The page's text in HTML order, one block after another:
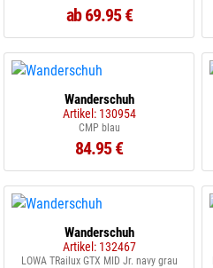
ab 69.95 €
Wanderschuh
Artikel: 130954
CMP blau
84.95 €
Wanderschuh
Artikel: 132467
LOWA TRailux GTX MID Jr. navy grau